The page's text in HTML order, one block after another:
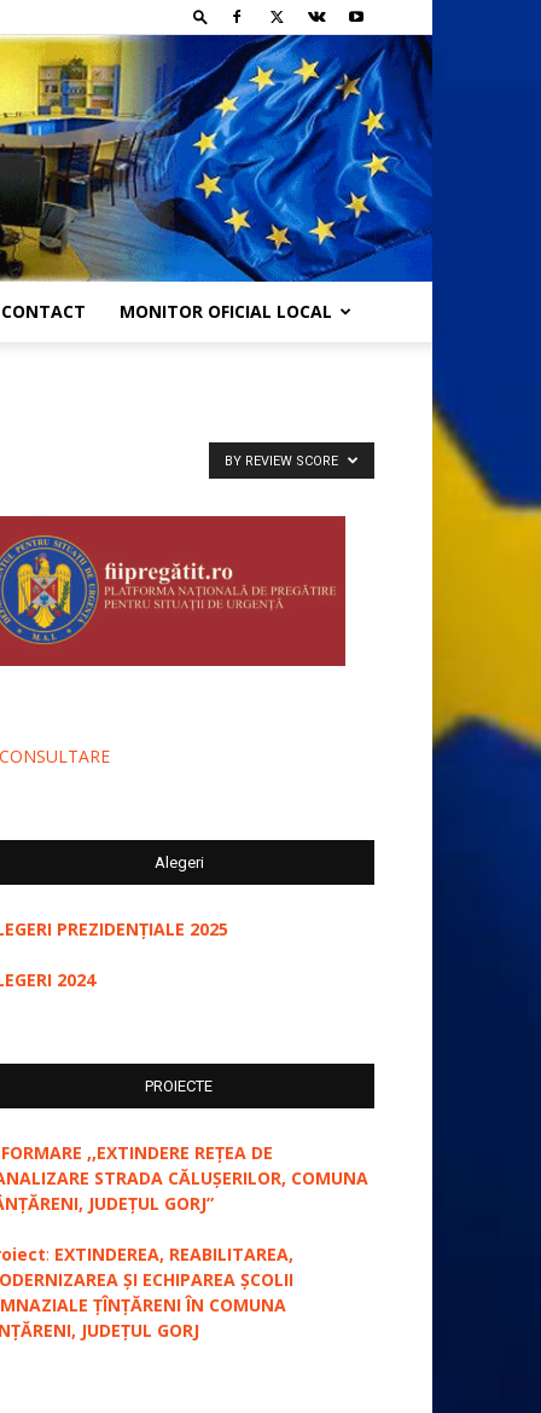
CONTACT MONITOR OFICIAL LOCAL
BY REVIEW SCORE
Alegeri
PREZIDENȚIALE 2025
2024
PROIECTE
,,EXTINDERE REȚEA DE
STRADA CĂLUȘERILOR, COMUNA
JUDEȚUL GORJ”
: EXTINDEREA, REABILITAREA,
ȘI ECHIPAREA ȘCOLII
ȚÎNȚĂRENI ÎN COMUNA
JUDEȚUL GORJ